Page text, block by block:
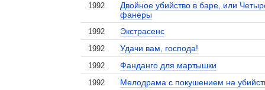
1992
Двойное убийство в баре, или
фанеры
1992 Экстрасенс
1992 Удачи вам, господа!
1992 Фанданго для мартышки
1992 Мелодрама с покушением на